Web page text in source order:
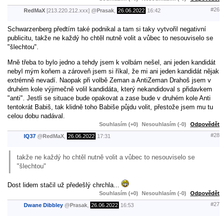
RedMaX [213.220.212.xxx] @ Prasak 26.06.2022 16:42 #26
Schwarzenberg předtím také podnikal a tam si taky vytvořil negativní
publicitu, takže ne každý ho chtěl nutně volit a vůbec to nesouviselo se
"šlechtou".
Mně třeba to bylo jedno a tehdy jsem k volbám nešel, ani jeden kandidát
nebyl mým koňem a zároveň jsem si říkal, že mi ani jeden kandidát nějak
extrémně nevadí. Naopak při volbě Zeman a AntiZeman Drahoš jsem v
druhém kole výjimečně volil kandidáta, který nekandidoval s přidavkem
"anti". Jestli se situace bude opakovat a zase bude v druhém kole Anti
tentokrát Babiš, tak klidně toho Babiše půjdu volit, přestože jsem mu tu
celou dobu nadával.
Souhlasím (+0) Nesouhlasím (-0) Odpovědět
IQ37 @ RedMaX 26.06.2022 17:31 #28
takže ne každý ho chtěl nutně volit a vůbec to nesouviselo se
"šlechtou"
Dost lidem stačil už předešlý chrchla...
Souhlasím (+0) Nesouhlasím (-0) Odpovědět
Dwane Dibbley @ Prasak 26.06.2022 16:53 #27